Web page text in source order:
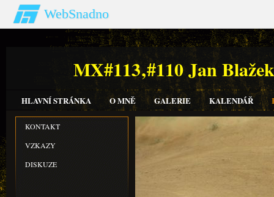
WebSnadno
MX#113‚#110 Jan
HLAVNÍ STRÁNKA O MNĚ GALERIE KALENDÁŘ
KONTAKT
VZKAZY
DISKUZE